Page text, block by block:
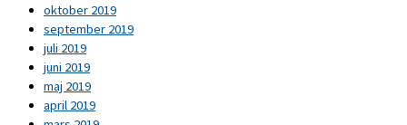
oktober 2019
september 2019
juli 2019
juni 2019
maj 2019
april 2019